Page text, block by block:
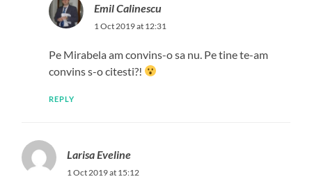
Emil Calinescu
1 Oct 2019 at 12:31
Pe Mirabela am convins-o sa nu. Pe tine te-am
convins s-o citesti?!
REPLY
Larisa Eveline
1 Oct 2019 at 15:12